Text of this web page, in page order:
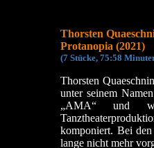
Thorsten
Protanopia (2021)
(7 Stücke, 75:58 Min
Thorsten
unter seinem
„AMA“ und
komponiert. Bei
lange nicht mehr